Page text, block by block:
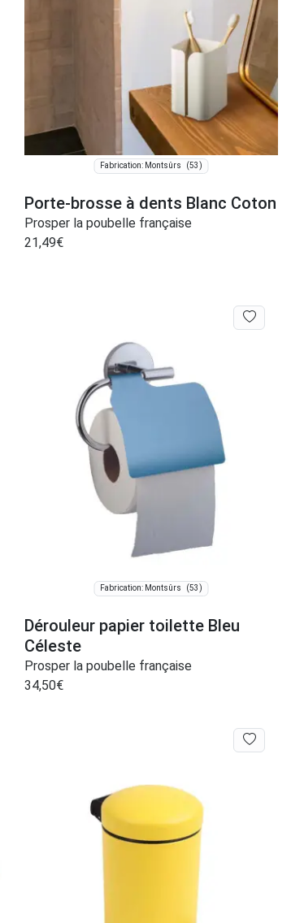
Fabrication: Montsûrs (53)
Porte-brosse à dents Blanc Coton
Prosper la poubelle française
21,49€
Fabrication: Montsûrs (53)
Dérouleur papier toilette Bleu
Céleste
Prosper la poubelle française
34,50€